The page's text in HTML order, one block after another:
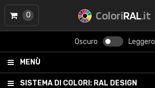
ColoriRAL.it
Oscuro Leggero
MENÙ
SISTEMA DI COLORI: RAL DESIGN
0